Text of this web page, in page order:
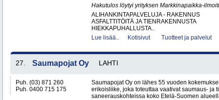
Hakutulos löytyi yrityksen Markkinapaikka-
ALIHANKINTAPALVELUJA - RAKENNUS
ASFALTTITÖITÄ JA TIENRAKENNUSTA
HIEKKAPUHALLUSTA..
Lue lisää..
Kotisivut Tuotteet ja palvelut
27. Saumapojat Oy LAHTI
Puh. (03) 871 260
Puh. 0400 715 175
Saumapojat Oy on lähes 55 vuoden
erikoisliike, joka toteuttaa vaativat saumaus- ja
saneerauskohteissa koko Etelä-Suomen